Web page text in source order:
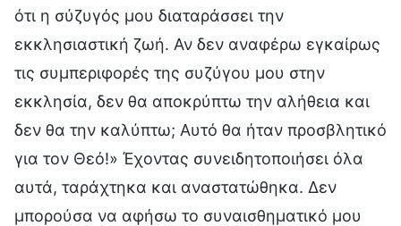
ότι η σύζυγός μου διαταράσσει την
εκκλησιαστική ζωή. Αν δεν αναφέρω εγκαίρως
τις συμπεριφορές της συζύγου μου στην
εκκλησία, δεν θα αποκρύπτω την αλήθεια και
δεν θα την καλύπτω; Αυτό θα ήταν προσβλητικό
για τον Θεό!» Έχοντας συνειδητοποιήσει όλα
αυτά, ταράχτηκα και αναστατώθηκα. Δεν
μπορούσα να αφήσω το συναισθηματικό μου